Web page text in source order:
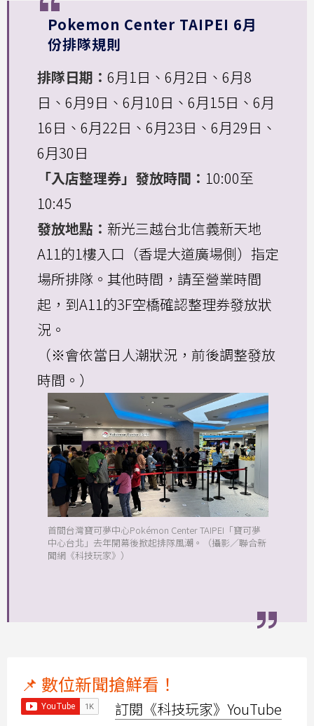
Pokemon Center TAIPEI 6月
份排隊規則
排隊日期： 6月1日、6月2日、6月8
日、6月9日、6月10日、6月15日、6月
16日、6月22日、6月23日、6月29日、
6月30日
「入店整理券」發放時間： 10:00至
10:45
發放地點： 新光三越台北信義新天地
A11的1樓入口（香堤大道廣場側）指定
場所排隊。其他時間，請至營業時間
起，到A11的3F空橋確認整理券發放狀
況。
（※會依當日人潮狀況，前後調整發放
時間。）
首間台灣寶可夢中心Pokémon Center TAIPEI「寶可夢
中心台北」去年開幕後掀起排隊風潮。（攝影／聯合新
聞網《科技玩家》）
📌 數位新聞搶鮮看！
訂閱《科技玩家》YouTube